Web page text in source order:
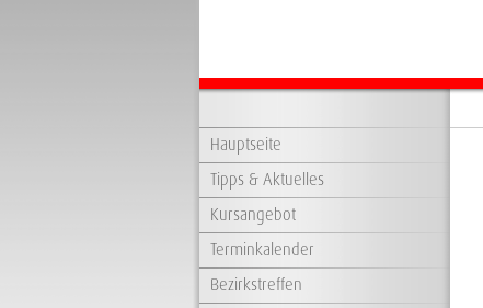
Hauptseite
Tipps & Aktuelles
Kursangebot
Terminkalender
Bezirkstreffen